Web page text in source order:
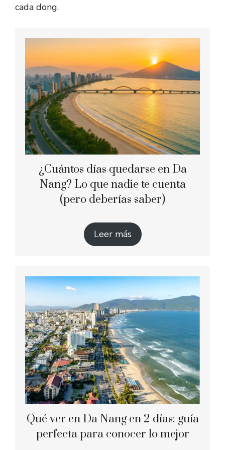
cada dong.
¿Cuántos días quedarse en Da
Nang? Lo que nadie te cuenta
(pero deberías saber)
Leer más
Qué ver en Da Nang en 2 días: guía
perfecta para conocer lo mejor